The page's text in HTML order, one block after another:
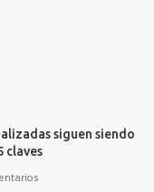
siguen siendo
claves